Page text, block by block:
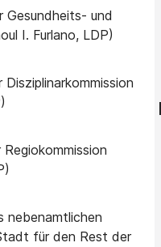
Gesundheits- und
I. Furlano, LDP)
nebenamtlichen
für den Rest der